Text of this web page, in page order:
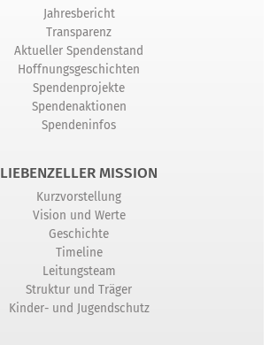
Jahresbericht
Transparenz
Aktueller Spendenstand
Hoffnungsgeschichten
Spendenprojekte
Spendenaktionen
Spendeninfos
LIEBENZELLER MISSION
Kurzvorstellung
Vision und Werte
Geschichte
Timeline
Leitungsteam
Struktur und Träger
Kinder- und Jugendschutz